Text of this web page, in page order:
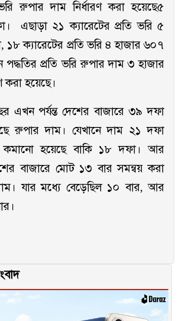
রুপার দাম নির্ধারণ করা হয়েছে৫
এছাড়া ২১ ক্যারেটের প্রতি ভরি ৫
১৮ ক্যারেটের প্রতি ভরি ৪ হাজার ৬০৭
পদ্ধতির প্রতি ভরি রুপার দাম ৩ হাজার
করা হয়েছে।
এখন পর্যন্ত দেশের বাজারে ৩৯ দফা
রুপার দাম। যেখানে দাম ২১ দফা
কমানো হয়েছে বাকি ১৮ দফা। আর
বাজারে মোট ১৩ বার সমন্বয় করা
যার মধ্যে বেড়েছিল ১০ বার, আর